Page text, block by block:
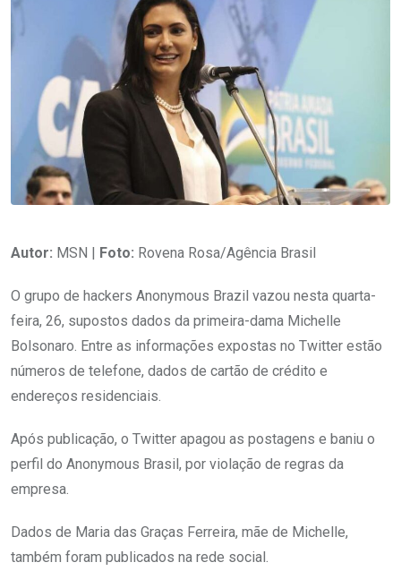
Autor: MSN | Foto: Rovena Rosa/Agência Brasil
O grupo de hackers Anonymous Brazil vazou nesta quarta-
feira, 26, supostos dados da primeira-dama Michelle
Bolsonaro. Entre as informações expostas no Twitter estão
números de telefone, dados de cartão de crédito e
endereços residenciais.
Após publicação, o Twitter apagou as postagens e baniu o
perfil do Anonymous Brasil, por violação de regras da
empresa.
Dados de Maria das Graças Ferreira, mãe de Michelle,
também foram publicados na rede social.